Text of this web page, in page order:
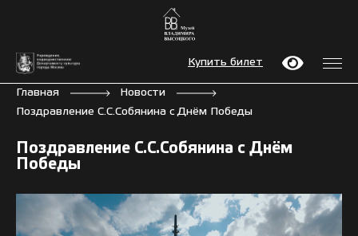
Купить билет
Главная
Новости
Поздравление С.С.Собянина с Днём Победы
Поздравление С.С.Собянина с Днём
Победы
Видеоплеер